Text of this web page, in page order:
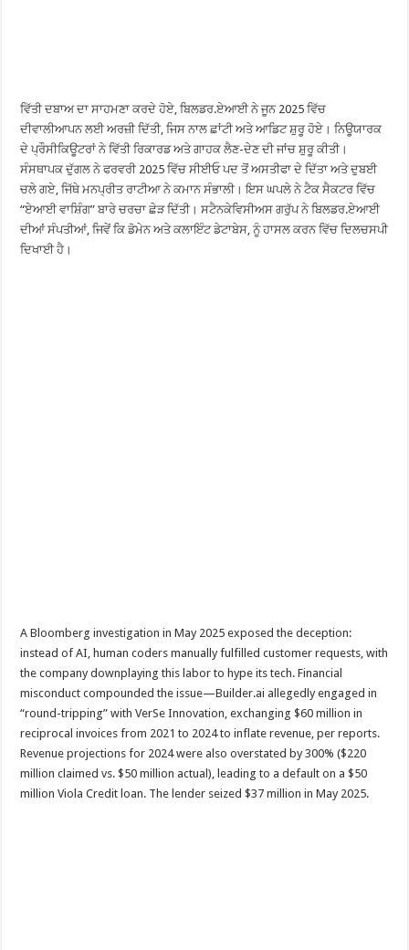
ਵਿੱਤੀ ਦਬਾਅ ਦਾ ਸਾਹਮਣਾ ਕਰਦੇ ਹੋਏ, ਬਿਲਡਰ.ਏਆਈ ਨੇ ਜੂਨ 2025 ਵਿੱਚ
ਦੀਵਾਲੀਆਪਨ ਲਈ ਅਰਜ਼ੀ ਦਿੱਤੀ, ਜਿਸ ਨਾਲ ਛਾਂਟੀ ਅਤੇ ਆਡਿਟ ਸ਼ੁਰੂ ਹੋਏ। ਨਿਊਯਾਰਕ
ਦੇ ਪ੍ਰੌਸੀਕਿਊਟਰਾਂ ਨੇ ਵਿੱਤੀ ਰਿਕਾਰਡ ਅਤੇ ਗਾਹਕ ਲੈਣ-ਦੇਣ ਦੀ ਜਾਂਚ ਸ਼ੁਰੂ ਕੀਤੀ।
ਸੰਸਥਾਪਕ ਦੁੱਗਲ ਨੇ ਫਰਵਰੀ 2025 ਵਿੱਚ ਸੀਈਓ ਪਦ ਤੋਂ ਅਸਤੀਫਾ ਦੇ ਦਿੱਤਾ ਅਤੇ ਦੁਬਈ
ਚਲੇ ਗਏ, ਜਿੱਥੇ ਮਨਪ੍ਰੀਤ ਰਾਟੀਆ ਨੇ ਕਮਾਨ ਸੰਭਾਲੀ। ਇਸ ਘਪਲੇ ਨੇ ਟੈਕ ਸੈਕਟਰ ਵਿੱਚ
“ਏਆਈ ਵਾਸ਼ਿੰਗ” ਬਾਰੇ ਚਰਚਾ ਛੇੜ ਦਿੱਤੀ। ਸਟੈਨਕੇਵਿਸੀਅਸ ਗਰੁੱਪ ਨੇ ਬਿਲਡਰ.ਏਆਈ
ਦੀਆਂ ਸੰਪਤੀਆਂ, ਜਿਵੇਂ ਕਿ ਡੋਮੇਨ ਅਤੇ ਕਲਾਇੰਟ ਡੇਟਾਬੇਸ, ਨੂੰ ਹਾਸਲ ਕਰਨ ਵਿੱਚ ਦਿਲਚਸਪੀ
ਦਿਖਾਈ ਹੈ।
A Bloomberg investigation in May 2025 exposed the deception:
instead of AI, human coders manually fulfilled customer requests, with
the company downplaying this labor to hype its tech. Financial
misconduct compounded the issue—Builder.ai allegedly engaged in
“round-tripping” with VerSe Innovation, exchanging $60 million in
reciprocal invoices from 2021 to 2024 to inflate revenue, per reports.
Revenue projections for 2024 were also overstated by 300% ($220
million claimed vs. $50 million actual), leading to a default on a $50
million Viola Credit loan. The lender seized $37 million in May 2025.